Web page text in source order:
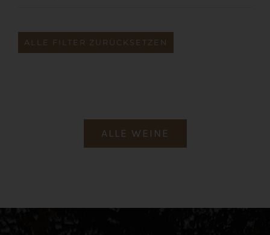
ALLE FILTER ZURÜCKSETZEN
ALLE WEINE